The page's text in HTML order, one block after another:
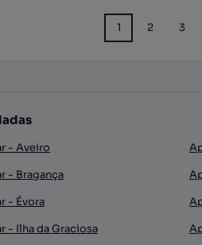
1 2 3
- Aveiro
- Bragança
- Évora
- Ilha da Graciosa